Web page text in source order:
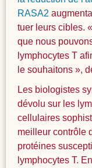
RASA2
tuer leurs cibles.
que nous
lymphocytes T
le souhaitons »,
Les biologistes
dévolu sur les
cellulaires
meilleur contrôle
protéines
lymphocytes T.